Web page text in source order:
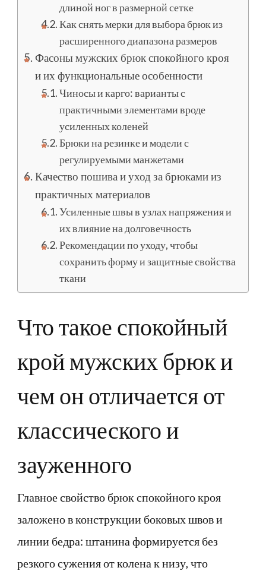
длиной ног в размерной сетке
Как снять мерки для выбора брюк из
расширенного диапазона размеров
Фасоны мужских брюк спокойного кроя
и их функциональные особенности
Чиносы и карго: варианты с
практичными элементами вроде
усиленных коленей
Брюки на резинке и модели с
регулируемыми манжетами
Качество пошива и уход за брюками из
практичных материалов
Усиленные швы в узлах напряжения и
их влияние на долговечность
Рекомендации по уходу, чтобы
сохранить форму и защитные свойства
ткани
Что такое спокойный
крой мужских брюк и
чем он отличается от
классического и
зауженного
Главное свойство брюк спокойного кроя
заложено в конструкции боковых швов и
линии бедра: штанина формируется без
резкого сужения от колена к низу, что